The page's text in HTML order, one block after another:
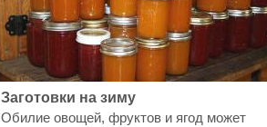
Заготовки на зиму
Обилие овощей, фруктов и ягод может